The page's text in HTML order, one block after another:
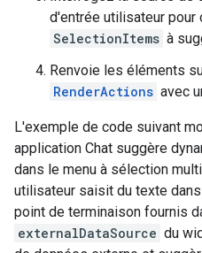
d'entrée utilisateur pour
SelectionItems à
Renvoie les éléments
RenderActions avec
L'exemple de code suivant
application Chat suggère
dans le menu à sélection
utilisateur saisit du texte
point de terminaison fournis
externalDataSource du